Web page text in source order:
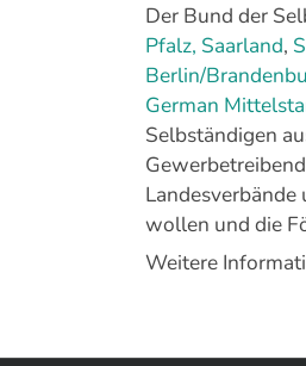
Der Bund der
Pfalz, Saarland,
Berlin/
German
Selbständigen
wollen und die
Weitere